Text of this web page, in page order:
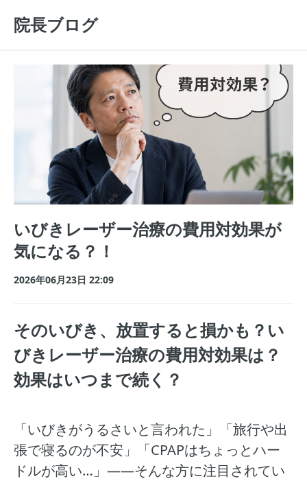
院長ブログ
いびきレーザー治療の費用対効果が
気になる？！
2026年06月23日 22:09
そのいびき、放置すると損かも？い
びきレーザー治療の費用対効果は？
効果はいつまで続く？
「いびきがうるさいと言われた」「旅行や出
張で寝るのが不安」「CPAPはちょっとハー
ドルが高い…」——そんな方に注目されてい